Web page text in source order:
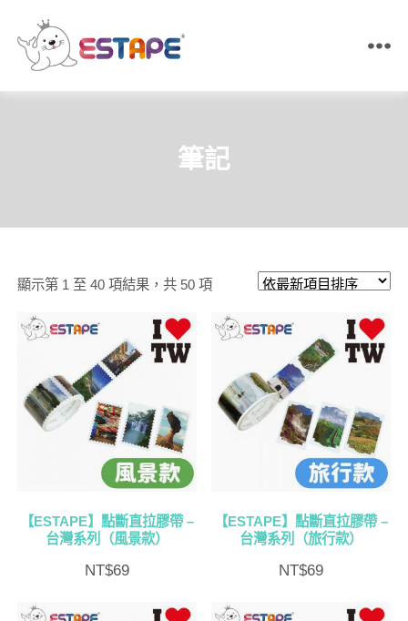
王
帶・
帶
製
筆記
顯示第 1 至 40 項結果，共 50 項依
新
目
【ESTAPE】點斷直拉膠帶 –
台灣系列（風景款）
NT$69
【ESTAPE】點斷直拉膠帶 –
台灣系列（旅行款）
NT$69